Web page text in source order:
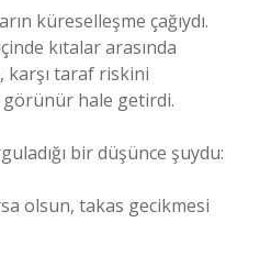
küreselleşme çağıydı.
kıtalar arasında
karşı taraf riskini
hale getirdi.
bir düşünce şuydu:
olsun, takas gecikmesi